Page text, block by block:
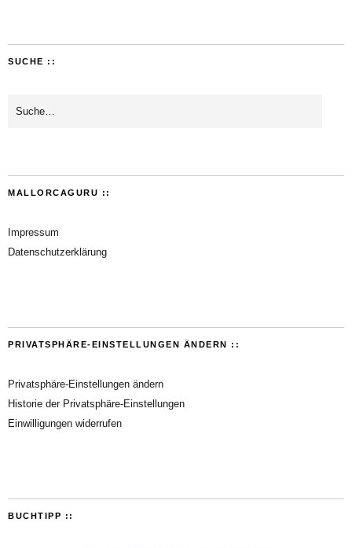
SUCHE ::
MALLORCAGURU ::
Impressum
Datenschutzerklärung
PRIVATSPHÄRE-EINSTELLUNGEN ÄNDERN ::
Privatsphäre-Einstellungen ändern
Historie der Privatsphäre-Einstellungen
Einwilligungen widerrufen
BUCHTIPP ::